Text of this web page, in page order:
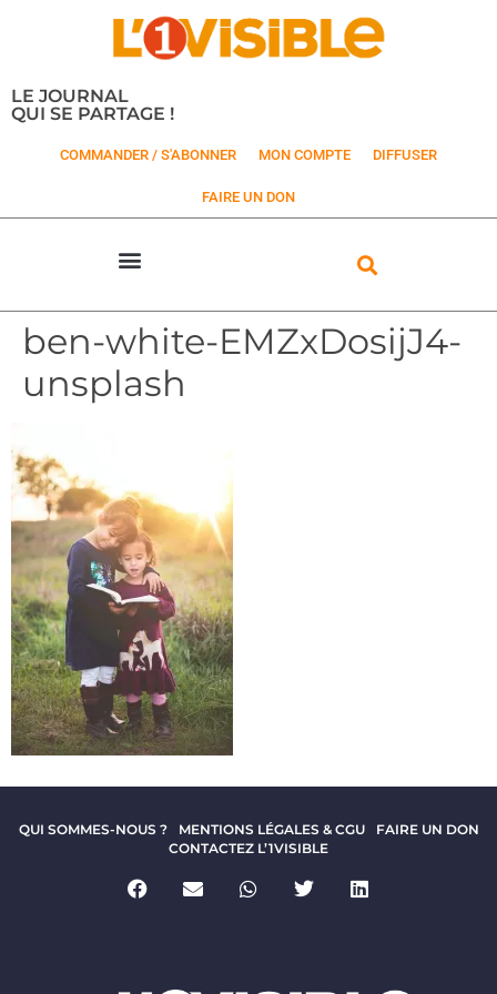
LE JOURNAL
QUI SE PARTAGE !
COMMANDER / S'ABONNER MON COMPTE DIFFUSER
FAIRE UN DON
ben-white-EMZxDosijJ4-
unsplash
QUI SOMMES-NOUS ? MENTIONS LÉGALES & CGU
FAIRE UN DON
CONTACTEZ L’1VISIBLE